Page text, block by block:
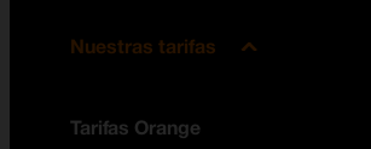
Nuestras tarifas
Tarifas Orange